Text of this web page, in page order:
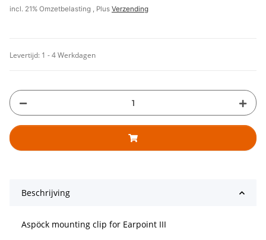
incl. 21% Omzetbelasting , Plus Verzending
Levertijd: 1 - 4 Werkdagen
Beschrijving
Aspöck mounting clip for Earpoint III